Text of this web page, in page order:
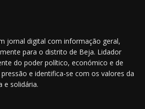
jornal digital com informação geral,
para o distrito de Beja. Lidador
do poder político, económico e de
e identifica-se com os valores da
e solidária.